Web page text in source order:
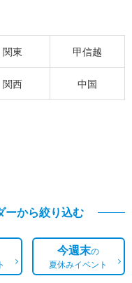
関東 甲信越
関西 中国
ーから絞り込む
今週末の
夏休みイベント